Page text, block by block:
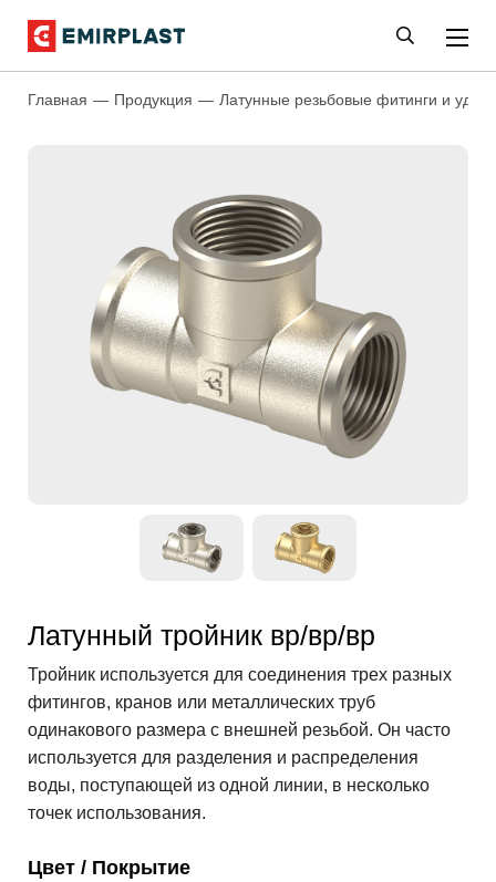
Главная Продукция Латунные резьбовые фитинги и
Латунный тройник вр/вр/вр
Тройник используется для соединения трех разных
фитингов, кранов или металлических труб
одинакового размера с внешней резьбой. Он часто
используется для разделения и распределения
воды, поступающей из одной линии, в несколько
точек использования.
Цвет / Покрытие